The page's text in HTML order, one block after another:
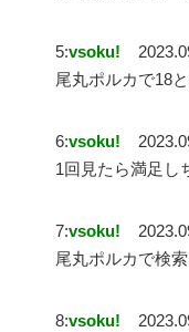
5:vsoku!
尾丸ポルカで18
6:vsoku!
1回見たら満足し
7:vsoku!
尾丸ポルカで検
8:vsoku!